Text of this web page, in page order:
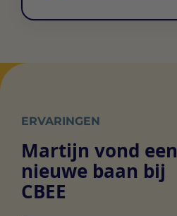
ERVARINGEN
Martijn vond een
nieuwe baan bij
CBEE